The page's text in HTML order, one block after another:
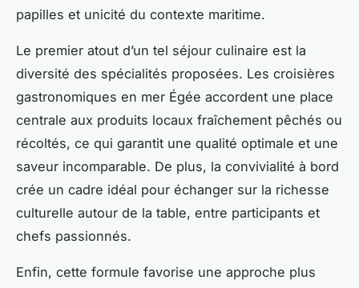
papilles et unicité du contexte maritime.
Le premier atout d’un tel séjour culinaire est la
diversité des spécialités proposées. Les croisières
gastronomiques en mer Égée accordent une place
centrale aux produits locaux fraîchement pêchés ou
récoltés, ce qui garantit une qualité optimale et une
saveur incomparable. De plus, la convivialité à bord
crée un cadre idéal pour échanger sur la richesse
culturelle autour de la table, entre participants et
chefs passionnés.
Enfin, cette formule favorise une approche plus